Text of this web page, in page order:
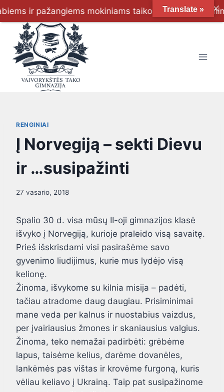
RENGINIAI
Į Norvegiją – sekti Dievu
ir …susipažinti
27 vasario, 2018
Spalio 30 d. visa mūsų II-oji gimnazijos klasė
išvyko į Norvegiją, kurioje praleido visą savaitę.
Prieš išskrisdami visi pasirašėme savo
gyvenimo liudijimus, kurie mus lydėjo visą
kelionę.
Žinoma, išvykome su kilnia misija – padėti,
tačiau atradome daug daugiau. Prisiminimai
mane veda per kalnus ir nuostabius vaizdus,
per įvairiausius žmones ir skaniausius valgius.
Žinoma, teko nemažai padirbėti: grėbėme
lapus, taisėme kelius, darėme dovanėles,
lankėmės pas vištas ir krovėme furgoną, kuris
vėliau keliavo į Ukrainą. Taip pat susipažinome
ir pažangiems mokiniams taikoma šeimųTranslate »